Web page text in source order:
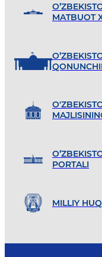
MATBUOT
PORTALI
MILLIY